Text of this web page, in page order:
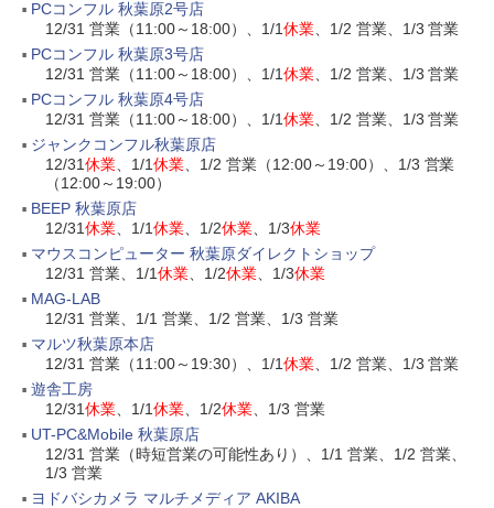
PCコンフル 秋葉原2号店
12/31 営業（11:00～18:00）、1/1休業、1/2 営業、1/3 営業
PCコンフル 秋葉原3号店
12/31 営業（11:00～18:00）、1/1休業、1/2 営業、1/3 営業
PCコンフル 秋葉原4号店
12/31 営業（11:00～18:00）、1/1休業、1/2 営業、1/3 営業
ジャンクコンフル秋葉原店
12/31休業、1/1休業、1/2 営業（12:00～19:00）、1/3 営業
（12:00～19:00）
BEEP 秋葉原店
12/31休業、1/1休業、1/2休業、1/3休業
マウスコンピューター 秋葉原ダイレクトショップ
12/31 営業、1/1休業、1/2休業、1/3休業
MAG-LAB
12/31 営業、1/1 営業、1/2 営業、1/3 営業
マルツ秋葉原本店
12/31 営業（11:00～19:30）、1/1休業、1/2 営業、1/3 営業
遊舎工房
12/31休業、1/1休業、1/2休業、1/3 営業
UT-PC&Mobile 秋葉原店
12/31 営業（時短営業の可能性あり）、1/1 営業、1/2 営業、
1/3 営業
ヨドバシカメラ マルチメディア AKIBA